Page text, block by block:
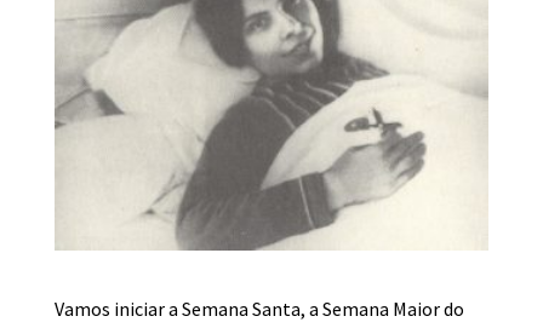
Vamos iniciar a Semana Santa, a Semana Maior do